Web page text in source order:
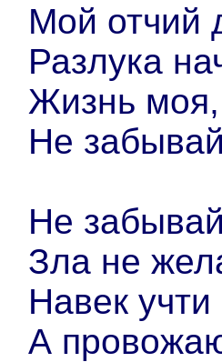
Мой отчий
Разлука
Жизнь моя,
Не
Не
Зла не
Навек
А